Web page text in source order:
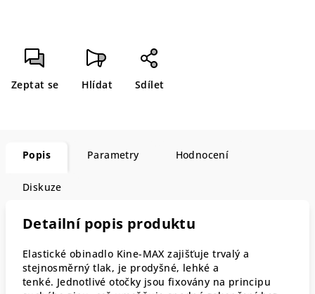
Zeptat se Hlídat Sdílet
Popis Parametry Hodnocení
Diskuze
Detailní popis produktu
Elastické obinadlo Kine-MAX zajišťuje trvalý a
stejnosměrný tlak, je prodyšné, lehké a
tenké. Jednotlivé otočky jsou fixovány na principu